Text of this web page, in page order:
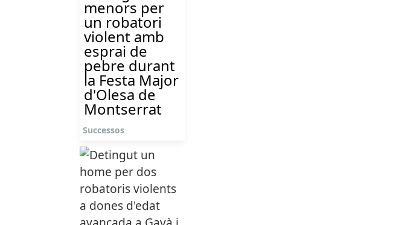
menors per
un robatori
violent amb
esprai de
pebre durant
la Festa Major
d'Olesa de
Montserrat
Successos